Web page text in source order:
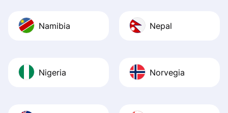
Namibia Nepal
Nigeria Norvegia